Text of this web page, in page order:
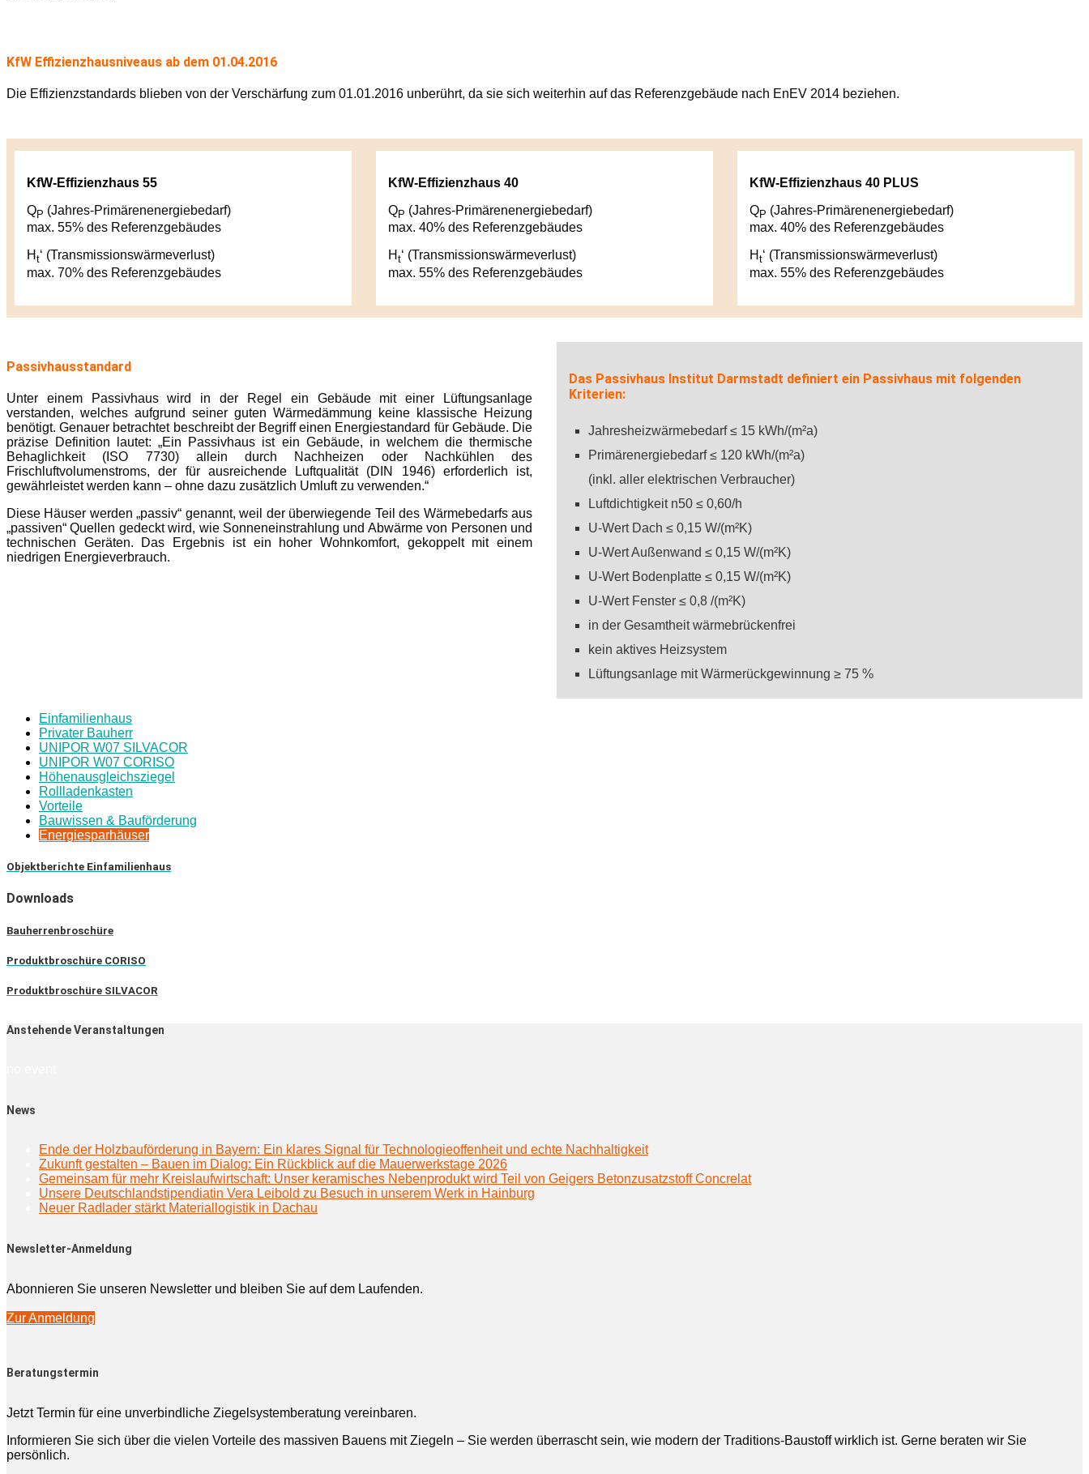
KfW Effizienzhausniveaus ab dem 01.04.2016
Die Effizienzstandards blieben von der Verschärfung zum 01.01.2016 unberührt, da sie sich weiterhin auf das Referenzgebäude nach EnEV 2014 beziehen.
KfW-Effizienzhaus 55
QP (Jahres-Primärenenergiebedarf)
max. 55% des Referenzgebäudes
H t‘ (Transmissionswärmeverlust)
max. 70% des Referenzgebäudes
KfW-Effizienzhaus 40
QP (Jahres-Primärenenergiebedarf)
max. 40% des Referenzgebäudes
H t‘ (Transmissionswärmeverlust)
max. 55% des Referenzgebäudes
KfW-Effizienzhaus 40 PLUS
QP (Jahres-Primärenenergiebedarf)
max. 40% des Referenzgebäudes
H t‘ (Transmissionswärmeverlust)
max. 55% des Referenzgebäudes
Passivhausstandard
Unter einem Passivhaus wird in der Regel ein Gebäude mit einer Lüftungsanlage
verstanden, welches aufgrund seiner guten Wärmedämmung keine klassische Heizung
benötigt. Genauer betrachtet beschreibt der Begriff einen Energiestandard für Gebäude. Die
präzise Definition lautet: „Ein Passivhaus ist ein Gebäude, in welchem die thermische
Behaglichkeit (ISO 7730) allein durch Nachheizen oder Nachkühlen des
Frischluftvolumenstroms, der für ausreichende Luftqualität (DIN 1946) erforderlich ist,
gewährleistet werden kann – ohne dazu zusätzlich Umluft zu verwenden.“
Diese Häuser werden „passiv“ genannt, weil der überwiegende Teil des Wärmebedarfs aus
„passiven“ Quellen gedeckt wird, wie Sonneneinstrahlung und Abwärme von Personen und
technischen Geräten. Das Ergebnis ist ein hoher Wohnkomfort, gekoppelt mit einem
niedrigen Energieverbrauch.
Das Passivhaus Institut Darmstadt definiert ein Passivhaus mit folgenden
Kriterien:
Jahresheizwärmebedarf ≤ 15 kWh/(m²a)
Primärenergiebedarf ≤ 120 kWh/(m²a)
(inkl. aller elektrischen Verbraucher)
Luftdichtigkeit n50 ≤ 0,60/h
U-Wert Dach ≤ 0,15 W/(m²K)
U-Wert Außenwand ≤ 0,15 W/(m²K)
U-Wert Bodenplatte ≤ 0,15 W/(m²K)
U-Wert Fenster ≤ 0,8 /(m²K)
in der Gesamtheit wärmebrückenfrei
kein aktives Heizsystem
Lüftungsanlage mit Wärmerückgewinnung ≥ 75 %
Einfamilienhaus
Privater Bauherr
UNIPOR W07 SILVACOR
UNIPOR W07 CORISO
Höhenausgleichsziegel
Rollladenkasten
Vorteile
Bauwissen & Bauförderung
Energiesparhäuser
Objektberichte Einfamilienhaus
Downloads
Bauherrenbroschüre
Produktbroschüre CORISO
Produktbroschüre SILVACOR
Anstehende Veranstaltungen
News
Ende der Holzbauförderung in Bayern: Ein klares Signal für Technologieoffenheit und echte Nachhaltigkeit
Zukunft gestalten – Bauen im Dialog: Ein Rückblick auf die Mauerwerkstage 2026
Gemeinsam für mehr Kreislaufwirtschaft: Unser keramisches Nebenprodukt wird Teil von Geigers Betonzusatzstoff Concrelat
Unsere Deutschlandstipendiatin Vera Leibold zu Besuch in unserem Werk in Hainburg
Neuer Radlader stärkt Materiallogistik in Dachau
Newsletter-Anmeldung
Abonnieren Sie unseren Newsletter und bleiben Sie auf dem Laufenden.
Zur Anmeldung
Beratungstermin
Jetzt Termin für eine unverbindliche Ziegelsystemberatung vereinbaren.
Informieren Sie sich über die vielen Vorteile des massiven Bauens mit Ziegeln – Sie werden überrascht sein, wie modern der Traditions-Baustoff wirklich ist. Gerne beraten wir Sie
persönlich.